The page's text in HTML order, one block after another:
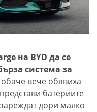
на BYD да се
система за
вече обявиха
батериите
дори малко